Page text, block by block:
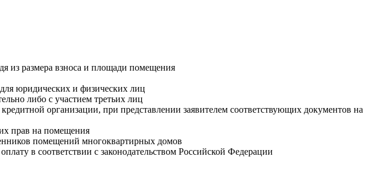
из размера взноса и площади помещения
юридических и физических лиц
либо с участием третьих лиц
организации, при представлении заявителем соответствующих документов на
прав на помещения
помещений многоквартирных домов
в соответствии с законодательством Российской Федерации